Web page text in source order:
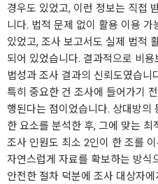
경우도 있었고, 이런 정보는 직접
니다. 법적 문제 없이 활용 이용
있었고, 조사 보고서도 실제 법적
되어 있었습니다. 결과적으로 비
법성과 조사 결과의 신뢰도였습니
특히 중요한 건 조사에 들어가기
행된다는 점이었습니다. 상대방의
한 요소를 분석한 후, 그에 맞는
조사 인원도 최소 2인이 한 조를
자연스럽게 자료를 확보하는 방식
안전한 절차 덕분에 조사 대상자